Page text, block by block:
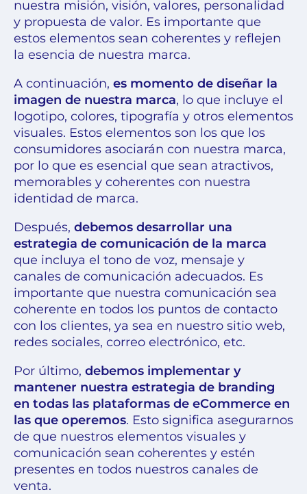
nuestra misión, visión, valores, personalidad
y propuesta de valor. Es importante que
estos elementos sean coherentes y reflejen
la esencia de nuestra marca.
A continuación, es momento de diseñar la
imagen de nuestra marca, lo que incluye el
logotipo, colores, tipografía y otros elementos
visuales. Estos elementos son los que los
consumidores asociarán con nuestra marca,
por lo que es esencial que sean atractivos,
memorables y coherentes con nuestra
identidad de marca.
Después, debemos desarrollar una
estrategia de comunicación de la marca
que incluya el tono de voz, mensaje y
canales de comunicación adecuados. Es
importante que nuestra comunicación sea
coherente en todos los puntos de contacto
con los clientes, ya sea en nuestro sitio web,
redes sociales, correo electrónico, etc.
Por último, debemos implementar y
mantener nuestra estrategia de branding
en todas las plataformas de eCommerce en
las que operemos. Esto significa asegurarnos
de que nuestros elementos visuales y
comunicación sean coherentes y estén
presentes en todos nuestros canales de
venta.